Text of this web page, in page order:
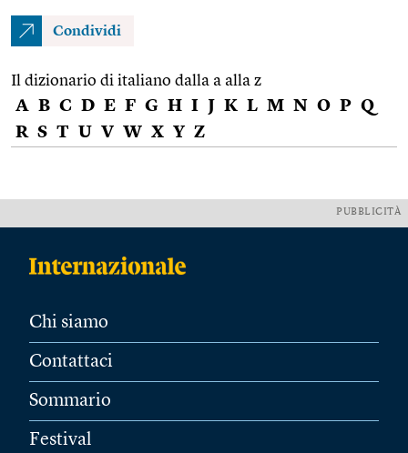
Condividi
Il dizionario di italiano dalla a alla z
A B C D E F G H I J K L M N O P Q
R S T U V W X Y Z
PUBBLICITÀ
Chi siamo
Contattaci
Sommario
Festival